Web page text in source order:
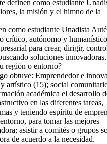
definen como estudiante
la misión y el himno de la
como estudiante Unadista
crítico, autónomo y
para crear, dirigir,
soluciones innovadoras.
región o entorno?
obtuve: Emprendedor e
artístico (15); social
académica el desarrollo
en las diferentes tareas,
y teniendo espíritu de
para tomar las mejores
asistir a comités o grupos
de acuerdo a la necesidad.